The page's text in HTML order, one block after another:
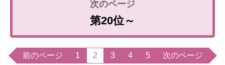
第20位～
前のページ 1 2 3 4 5 次のページ